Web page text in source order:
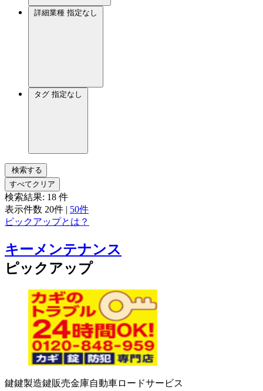
詳細業種 指定なし
タグ 指定なし
検索する
すべてクリア
検索結果: 18 件
表示件数 20件 | 50件
ピックアップとは？
キーメンテナンス
ピックアップ
鍵鍵製造鍵販売金庫自動車ロードサービス